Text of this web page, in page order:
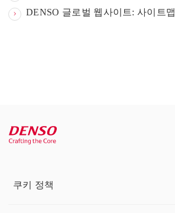
DENSO 글로벌 웹사이트: 사이트맵
쿠키 정책